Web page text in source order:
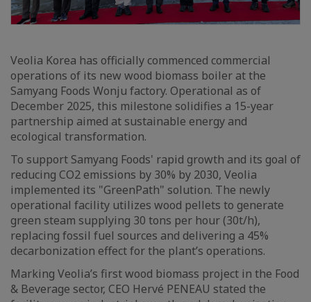
Veolia Korea has officially commenced commercial
operations of its new wood biomass boiler at the
Samyang Foods Wonju factory. Operational as of
December 2025, this milestone solidifies a 15-year
partnership aimed at sustainable energy and
ecological transformation.
To support Samyang Foods' rapid growth and its goal of
reducing CO2 emissions by 30% by 2030, Veolia
implemented its "GreenPath" solution. The newly
operational facility utilizes wood pellets to generate
green steam supplying 30 tons per hour (30t/h),
replacing fossil fuel sources and delivering a 45%
decarbonization effect for the plant’s operations.
Marking Veolia’s first wood biomass project in the Food
& Beverage sector, CEO Hervé PENEAU stated the